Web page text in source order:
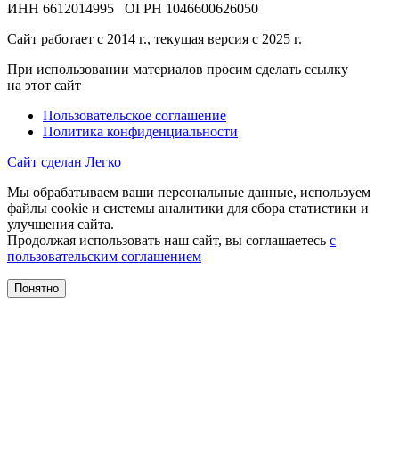
ИНН 6612014995 ОГРН 1046600626050
Сайт работает с 2014 г., текущая версия с 2025 г.
При использовании материалов просим сделать ссылку
на этот сайт
Пользовательское соглашение
Политика конфиденциальности
Сайт сделан Легко
Мы обрабатываем ваши персональные данные, используем
файлы cookie и системы аналитики для сбора статистики и
улучшения сайта.
Продолжая использовать наш сайт, вы соглашаетесь с
пользовательским соглашением
Понятно